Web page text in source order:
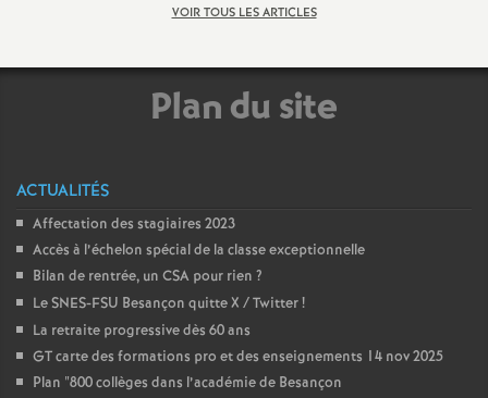
VOIR TOUS LES ARTICLES
Plan du site
ACTUALITÉS
Affectation des stagiaires 2023
Accès à l’échelon spécial de la classe exceptionnelle
Bilan de rentrée, un CSA pour rien ?
Le SNES-FSU Besançon quitte X / Twitter!
La retraite progressive dès 60 ans
GT carte des formations pro et des enseignements 14 nov 2025
Plan "800 collèges dans l’académie de Besançon